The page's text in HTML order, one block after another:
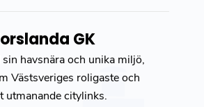
GK
sin havsnära och unika miljö,
Västsveriges roligaste och
utmanande citylinks.